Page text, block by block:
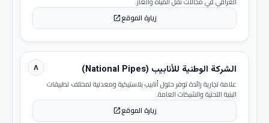
زيارة الموقعopen_in_new
٨ الشركة الوطنية للأنابيب (National Pipes)
علامة تجارية رائدة توفر حلول أنابيب بلاستيكية ومعدنية لمختلف تطبيقات
البنية التحتية والشبكات العامة.
زيارة الموقعopen_in_new